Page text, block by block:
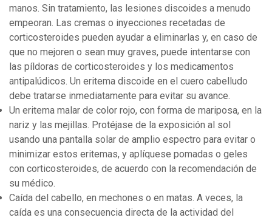
manos. Sin tratamiento, las lesiones discoides a menudo
empeoran. Las cremas o inyecciones recetadas de
corticosteroides pueden ayudar a eliminarlas y, en caso de
que no mejoren o sean muy graves, puede intentarse con
las píldoras de corticosteroides y los medicamentos
antipalúdicos. Un eritema discoide en el cuero cabelludo
debe tratarse inmediatamente para evitar su avance.
Un eritema malar de color rojo, con forma de mariposa, en la
nariz y las mejillas. Protéjase de la exposición al sol
usando una pantalla solar de amplio espectro para evitar o
minimizar estos eritemas, y aplíquese pomadas o geles
con corticosteroides, de acuerdo con la recomendación de
su médico.
Caída del cabello, en mechones o en matas. A veces, la
caída es una consecuencia directa de la actividad del